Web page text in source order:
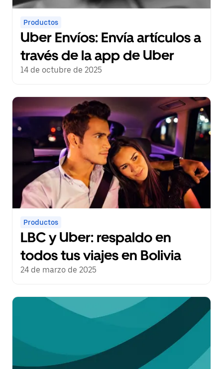
Productos
Uber Envíos: Envía artículos a
través de la app de Uber
14 de octubre de 2025
Productos
LBC y Uber: respaldo en
todos tus viajes en Bolivia
24 de marzo de 2025